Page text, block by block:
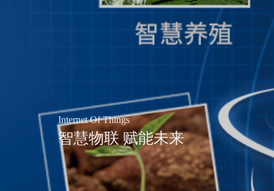
Internet Of Things
智慧物联 赋能未来